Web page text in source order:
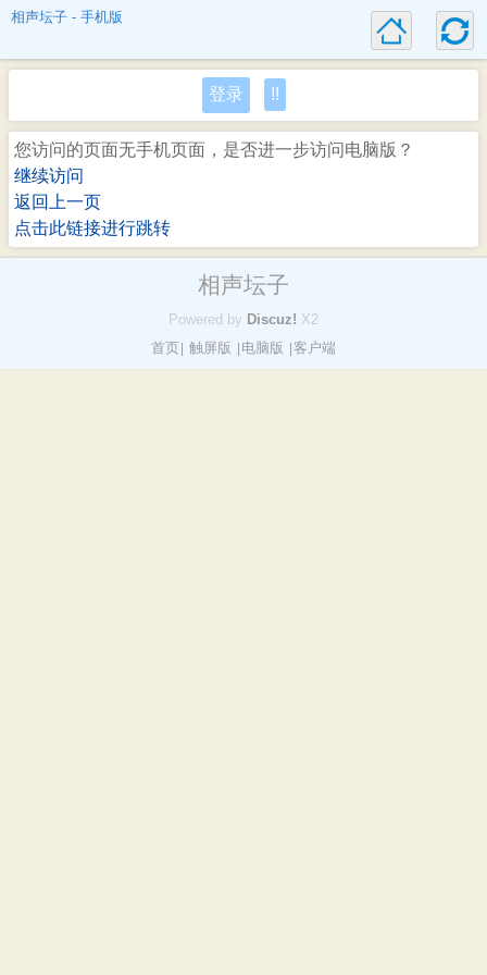
相声坛子 - 手机版
登录 !!
您访问的页面无手机页面，是否进一步访问电脑版？
继续访问
返回上一页
点击此链接进行跳转
相声坛子
Powered by Discuz! X2
首页 触屏版 电脑版 客户端